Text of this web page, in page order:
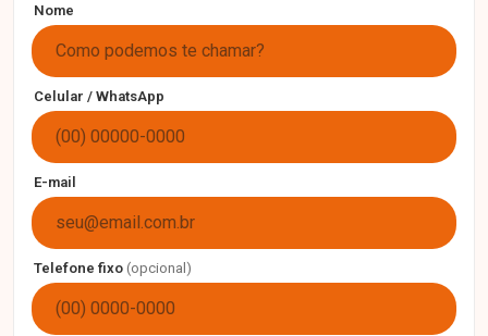
Nome
Celular / WhatsApp
E-mail
Telefone fixo (opcional)